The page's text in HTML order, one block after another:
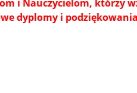
i Nauczycielom, którzy
dyplomy i